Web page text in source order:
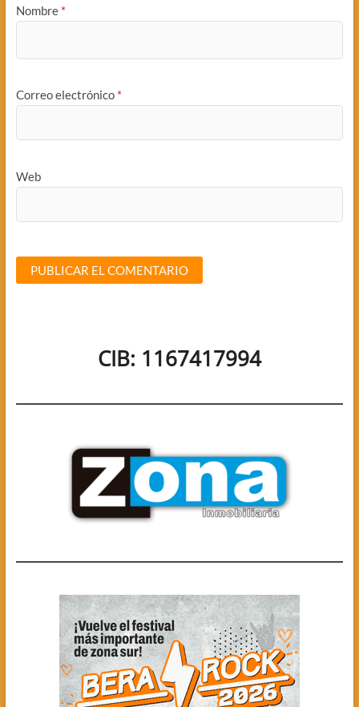
Nombre *
Correo electrónico *
Web
CIB: 1167417994